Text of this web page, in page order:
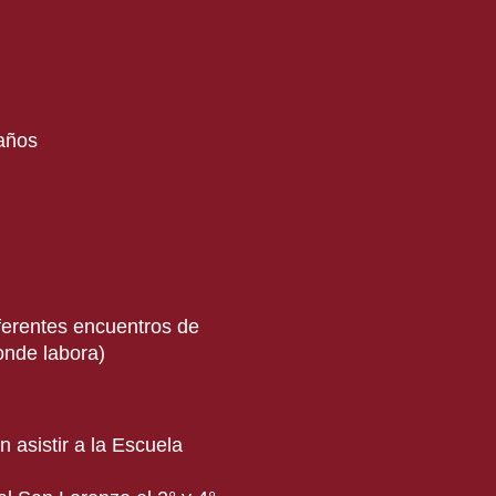
encuentros de
labora)
asistir a la Escuela